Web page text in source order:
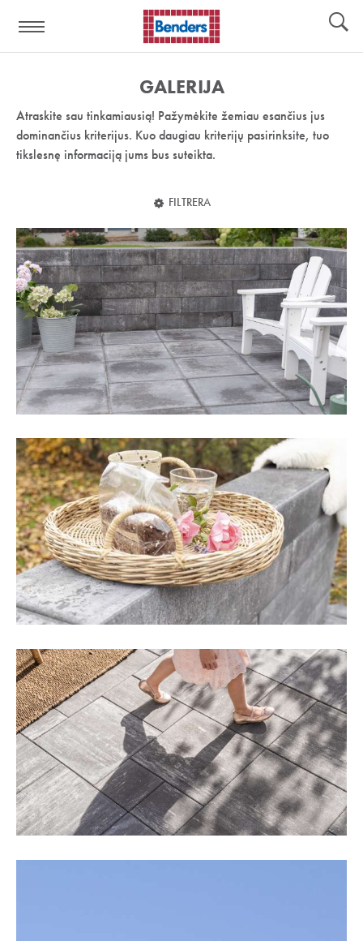
nuoroda:
GALERIJA
Atraskite sau tinkamiausią! Pažymėkite žemiau esančius jus
dominančius kriterijus. Kuo daugiau kriterijų pasirinksite, tuo
tikslesnę informaciją jums bus suteikta.
FILTRERA